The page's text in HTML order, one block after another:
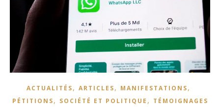
ACTUALITÉS, ARTICLES, MANIFESTATIONS,
PÉTITIONS, SOCIÉTÉ ET POLITIQUE , TÉMOIGNAGES